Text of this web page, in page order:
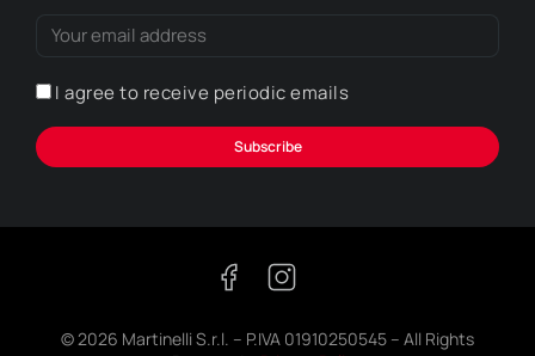
I agree to receive periodic emails
Subscribe
© 2026 Martinelli S.r.l. – P.IVA 01910250545 – All Rights